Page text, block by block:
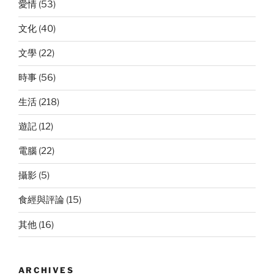
愛情 (53)
文化 (40)
文學 (22)
時事 (56)
生活 (218)
遊記 (12)
電腦 (22)
攝影 (5)
食經與評論 (15)
其他 (16)
ARCHIVES